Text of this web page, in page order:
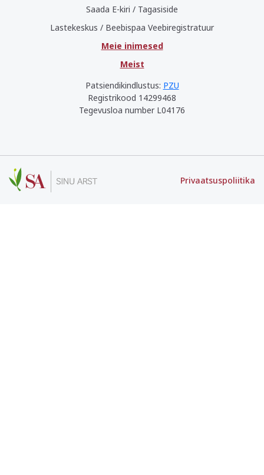
Saada E-kiri / Tagasiside
Lastekeskus / Beebispaa Veebiregistratuur
Meie inimesed
Meist
Patsiendikindlustus: PZU
Registrikood 14299468
Tegevusloa number L04176
Privaatsuspoliitika